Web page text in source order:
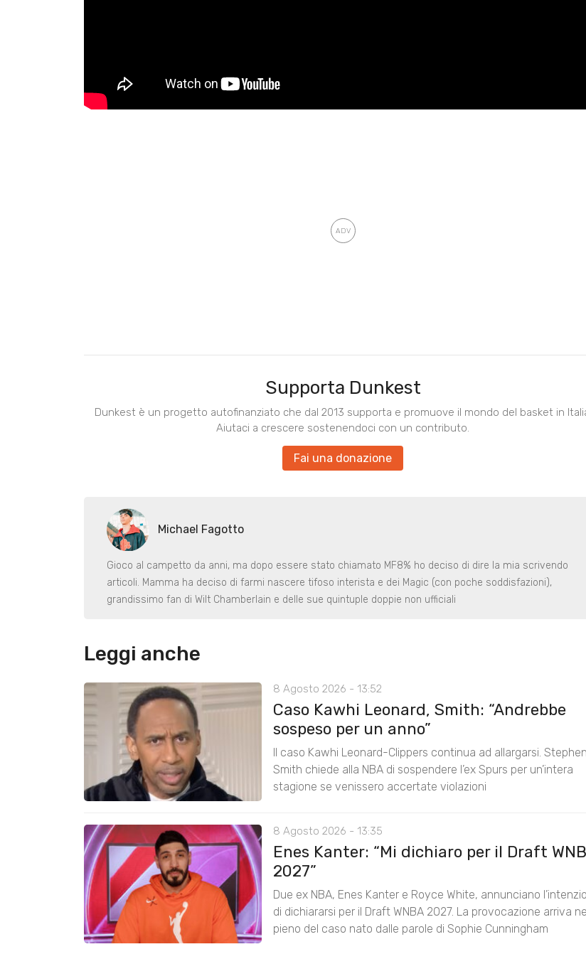
Supporta Dunkest
Dunkest è un progetto autofinanziato che dal 2013 supporta e promuove il mondo del basket in
Aiutaci a crescere sostenendoci con un contributo.
Fai una donazione
Michael Fagotto
Gioco al campetto da anni, ma dopo essere stato chiamato MF8% ho deciso di dire la mia scrivendo
articoli. Mamma ha deciso di farmi nascere tifoso interista e dei Magic (con poche soddisfazioni),
grandissimo fan di Wilt Chamberlain e delle sue quintuple doppie non ufficiali
Leggi anche
8 Agosto 2026 - 13:52
Caso Kawhi Leonard, Smith: “Andrebbe
sospeso per un anno”
Il caso Kawhi Leonard-Clippers continua ad allargarsi.
Smith chiede alla NBA di sospendere l’ex Spurs per un’intera
stagione se venissero accertate violazioni
8 Agosto 2026 - 13:35
Enes Kanter: “Mi dichiaro per il Draft
2027”
Due ex NBA, Enes Kanter e Royce White, annunciano
di dichiararsi per il Draft WNBA 2027. La provocazione arriva
pieno del caso nato dalle parole di Sophie Cunningham